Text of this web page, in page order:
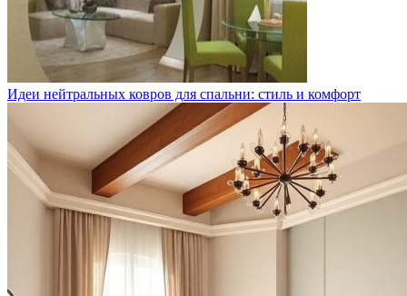
Идеи нейтральных ковров для спальни: стиль и комфорт